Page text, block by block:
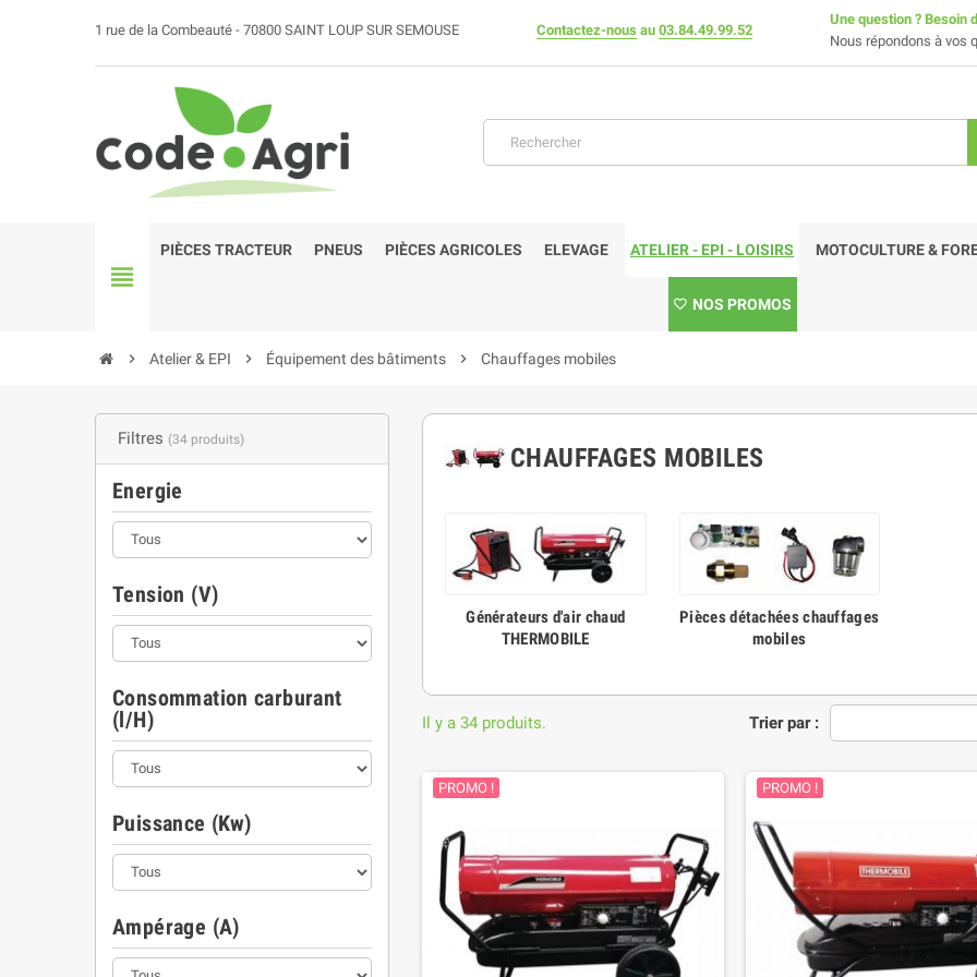
1 rue de la Combeauté - 70800 SAINT LOUP SUR SEMOUSE Contactez-nous au 03.84.49.99.52
Une question ? Besoin
Nous répondons à vos
view_headline
PIÈCES TRACTEUR PNEUS PIÈCES AGRICOLES ELEVAGE ATELIER - EPI - LOISIRS MOTOCULTURE &
NOS PROMOS
chevron_right Atelier & EPI chevron_right Équipement des bâtiments chevron_right Chauffages mobiles
Filtres (34 produits)
Energie
Tension (V)
Consommation carburant
(l/H)
Puissance (Kw)
Ampérage (A)
CHAUFFAGES MOBILES
Générateurs d'air chaud
THERMOBILE
Pièces détachées chauffages
mobiles
Trier par :
Il y a 34 produits.
PROMO ! PROMO !